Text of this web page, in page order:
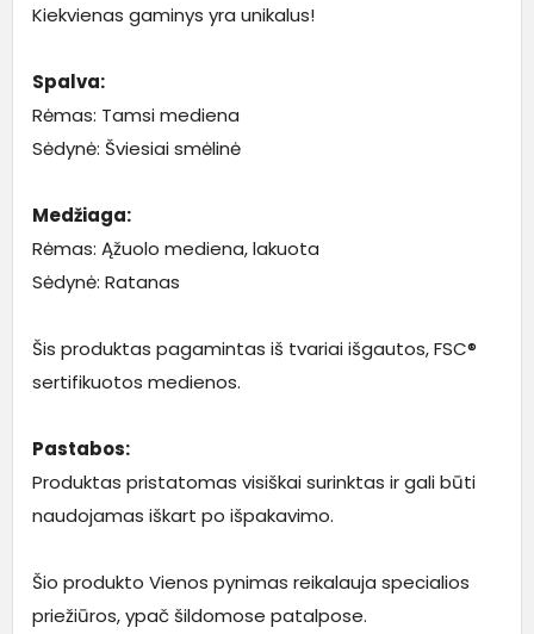
Kiekvienas gaminys yra unikalus!
Spalva:
Rėmas: Tamsi mediena
Sėdynė: Šviesiai smėlinė
Medžiaga:
Rėmas: Ąžuolo mediena, lakuota
Sėdynė: Ratanas
Šis produktas pagamintas iš tvariai išgautos, FSC®
sertifikuotos medienos.
Pastabos:
Produktas pristatomas visiškai surinktas ir gali būti
naudojamas iškart po išpakavimo.
Šio produkto Vienos pynimas reikalauja specialios
priežiūros, ypač šildomose patalpose.